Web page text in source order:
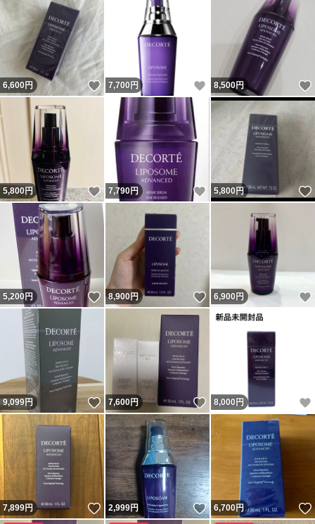
6,600円 いいね！
7,700 円 いいね！
8,500円
5,800円 いいね！
7,790円 いいね！
5,800円
5,200円 いいね！
8,900円 いいね！
6,900円
9,099円 いいね！
7,600円 いいね！
8,000 円
7,899円 いいね！
2,999円 いいね！
6,700円